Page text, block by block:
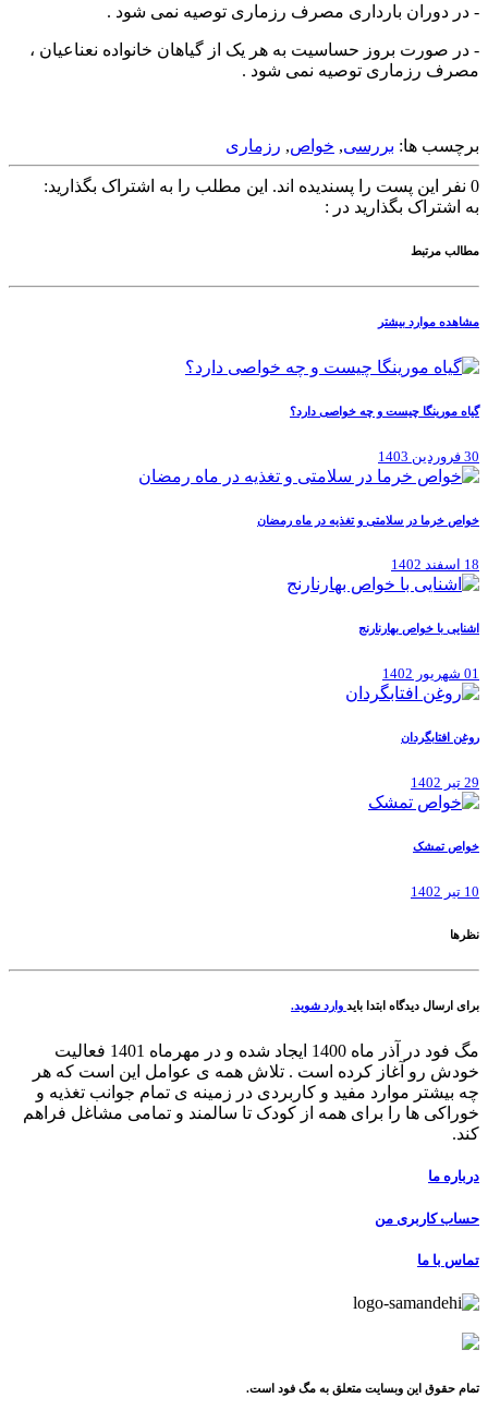
- در دوران بارداری مصرف رزماری توصیه نمی شود .
- در صورت بروز حساسیت به هر یک از گیاهان خانواده نعناعیان ،
مصرف رزماری توصیه نمی شود .
برچسب ها: بررسی, خواص, رزماری
0 نفر این پست را پسندیده اند. این مطلب را به اشتراک بگذارید:
به اشتراک بگذارید در :
مطالب مرتبط
مشاهده موارد بیشتر
گیاه مورینگا چیست و چه خواصی دارد؟
30 فروردین 1403
خواص خرما در سلامتی و تغذیه در ماه رمضان
18 اسفند 1402
اشنایی با خواص بهارنارنج
01 شهریور 1402
روغن افتابگردان
29 تیر 1402
خواص تمشک
10 تیر 1402
نظرها
برای ارسال دیدگاه ابتدا باید وارد شوید.
مگ فود در آذر ماه 1400 ایجاد شده و در مهرماه 1401 فعالیت
خودش رو آغاز کرده است . تلاش همه ی عوامل این است که هر
چه بیشتر موارد مفید و کاربردی در زمینه ی تمام جوانب تغذیه و
خوراکی ها را برای همه از کودک تا سالمند و تمامی مشاغل فراهم
کند.
درباره ما
حساب کاربری من
تماس با ما
تمام حقوق این وبسایت متعلق به مگ فود است.